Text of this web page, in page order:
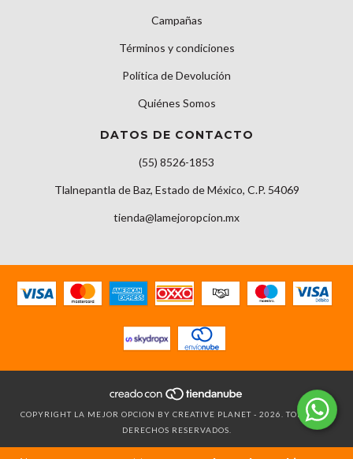
Campañas
Términos y condiciones
Política de Devolución
Quiénes Somos
DATOS DE CONTACTO
(55) 8526-1853
Tlalnepantla de Baz, Estado de México, C.P. 54069
tienda@lamejoropcion.mx
COPYRIGHT LA MEJOR OPCION BY CREATIVE PLANET - 2026. TODOS LOS
DERECHOS RESERVADOS.